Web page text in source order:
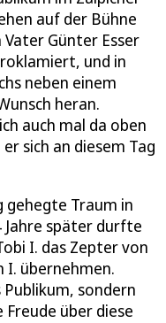
auf der Bühne
Günter Esser
und in
neben einem
heran.
auch mal da oben
sich an diesem Tag
gehegte Traum in
Jahre später durfte
I. das Zepter von
I. übernehmen.
sondern
über diese